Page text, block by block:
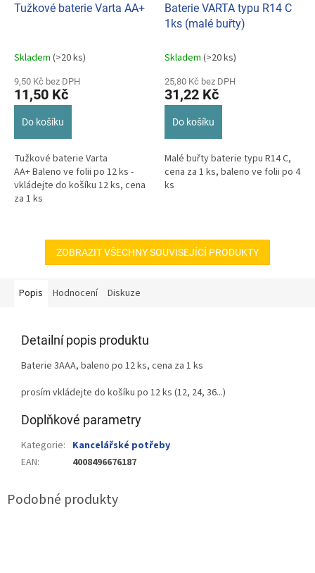
Tužkové baterie Varta AA+
Skladem (>20 ks)
9,50 Kč bez DPH
11,50 Kč
Do košíku
Tužkové baterie Varta
AA+ Baleno ve folii po 12 ks -
vkládejte do košíku 12 ks, cena
za 1 ks
Baterie VARTA typu R14 C
1ks (malé buřty)
Skladem (>20 ks)
25,80 Kč bez DPH
31,22 Kč
Do košíku
Malé buřty baterie typu R14 C,
cena za 1 ks, baleno ve folii po 4
ks
ZOBRAZIT VŠECHNY SOUVISEJÍCÍ PRODUKTY
Popis Hodnocení Diskuze
Detailní popis produktu
Baterie 3AAA, baleno po 12 ks, cena za 1 ks
prosím vkládejte do košíku po 12 ks (12, 24, 36...)
Doplňkové parametry
Kategorie: Kancelářské potřeby
EAN: 4008496676187